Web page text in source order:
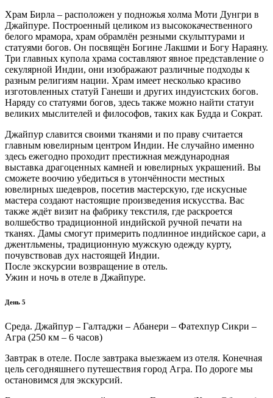
Храм Бирла – расположен у подножья холма Моти Дунгри в
Джайпуре. Построенный целиком из высококачественного
белого мрамора, храм обрамлён резными скульптурами и
статуями богов. Он посвящён Богине Лакшми и Богу Нараяну.
Три главных купола храма составляют явное представление о
секулярной Индии, они изображают различные подходы к
разным религиям нации. Храм имеет несколько красиво
изготовленных статуй Ганеши и других индуистских богов.
Наряду со статуями богов, здесь также можно найти статуи
великих мыслителей и философов, таких как Будда и Сократ.
Джайпур славится своими тканями и по праву считается
главным ювелирным центром Индии. Не случайно именно
здесь ежегодно проходит престижная международная
выставка драгоценных камней и ювелирных украшений. Вы
сможете воочию убедиться в утончённости местных
ювелирных шедевров, посетив мастерскую, где искусные
мастера создают настоящие произведения искусства. Вас
также ждёт визит на фабрику текстиля, где раскроется
волшебство традиционной индийской ручной печати на
тканях. Дамы смогут примерить подлинное индийское сари, а
джентльмены, традиционную мужскую одежду курту,
почувствовав дух настоящей Индии.
После экскурсии возвращение в отель.
Ужин и ночь в отеле в Джайпуре.
День 5
Среда. Джайпур – Галтаджи – Абанери – Фатехпур Сикри –
Агра (250 км – 6 часов)
Завтрак в отеле. После завтрака выезжаем из отеля. Конечная
цель сегодняшнего путешествия город Агра. По дороге мы
остановимся для экскурсий.